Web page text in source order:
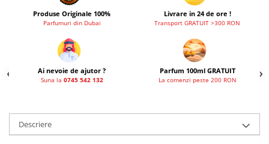
Produse Originale 100%
Parfumuri din Dubai
Livrare in 24 de ore !
Transport GRATUIT >300 RON
Ai nevoie de ajutor ?
Suna la 0745 542 132
Parfum 100ml GRATUIT
La comenzi peste 200 RON
Descriere